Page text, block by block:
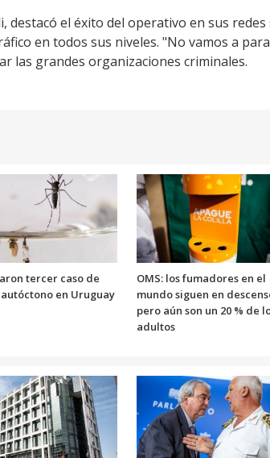
el éxito del operativo en sus redes
en todos sus niveles. "No vamos a
las grandes organizaciones criminales.
tercer caso de
en Uruguay
OMS: los fumadores en el
mundo siguen en
pero aún son un 20 % de
adultos